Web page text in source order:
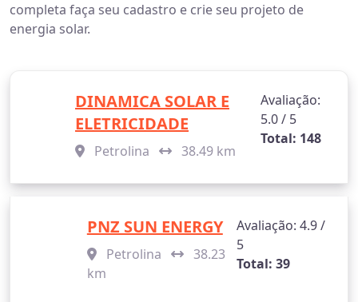
completa faça seu cadastro e crie seu projeto de
energia solar.
DINAMICA SOLAR E
ELETRICIDADE
Petrolina 38.49 km
Avaliação:
5.0 / 5
Total: 148
PNZ SUN ENERGY
Petrolina
38.23
km
Avaliação: 4.9 /
5
Total: 39